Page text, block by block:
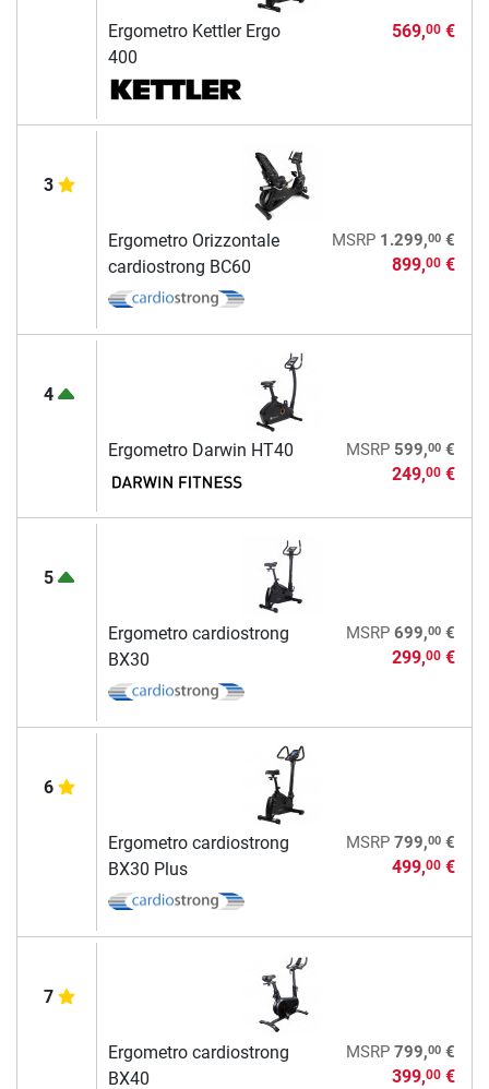
Ergometro Kettler Ergo
400
569,00€
3
Ergometro Orizzontale
cardiostrong BC60
MSRP 1.299,00€
899,00€
4
Ergometro Darwin HT40 MSRP 599,00€
249,00€
5
Ergometro cardiostrong
BX30
MSRP 699,00€
299,00€
6
Ergometro cardiostrong
BX30 Plus
MSRP 799,00€
499,00€
7
Ergometro cardiostrong
BX40
MSRP 799,00€
399,00€